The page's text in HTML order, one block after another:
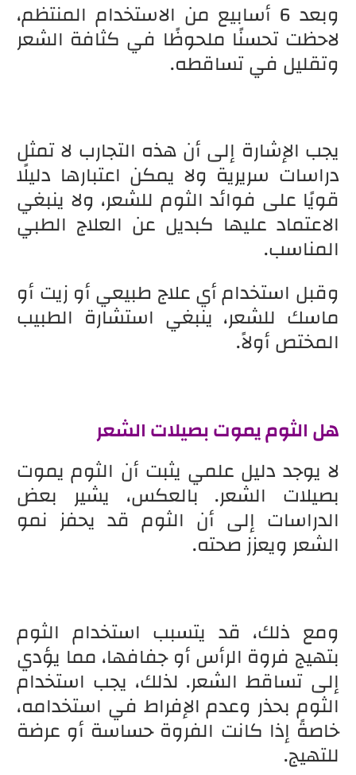
وبعد 6 أسابيع من الاستخدام المنتظم،
لاحظت تحسنًا ملحوظًا في كثافة الشعر
وتقليل في تساقطه.
يجب الإشارة إلى أن هذه التجارب لا تمثل
دراسات سريرية ولا يمكن اعتبارها دليلًا
قويًا على فوائد الثوم للشعر، ولا ينبغي
الاعتماد عليها كبديل عن العلاج الطبي
المناسب.
وقبل استخدام أي علاج طبيعي أو زيت أو
ماسك للشعر، ينبغي استشارة الطبيب
المختص أولاً.
هل الثوم يموت بصيلات الشعر
لا يوجد دليل علمي يثبت أن الثوم يموت
بصيلات الشعر. بالعكس، يشير بعض
الدراسات إلى أن الثوم قد يحفز نمو
الشعر ويعزز صحته.
ومع ذلك، قد يتسبب استخدام الثوم
بتهيج فروة الرأس أو جفافها، مما يؤدي
إلى تساقط الشعر. لذلك، يجب استخدام
الثوم بحذر وعدم الإفراط في استخدامه،
خاصةً إذا كانت الفروة حساسة أو عرضة
للتهيج.